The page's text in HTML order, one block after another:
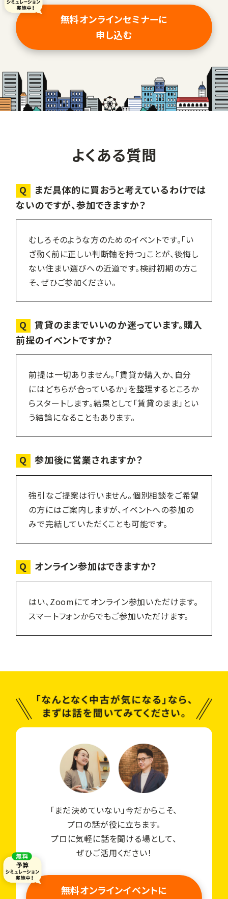
無料オンラインセミナーに
申し込む
よくある質問
Q
まだ具体的に買おうと考えているわけでは
ないのですが、参加できますか？
むしろそのような方のためのイベントです。「い
ざ動く前に正しい判断軸を持つ」ことが、後悔し
ない住まい選びへの近道です。検討初期の方こ
そ、ぜひご参加ください。
Q
賃貸のままでいいのか迷っています。購入
前提のイベントですか？
前提は一切ありません。「賃貸か購入か、自分
にはどちらが合っているか」を整理するところか
らスタートします。結果として「賃貸のまま」とい
う結論になることもあります。
Q 参加後に営業されますか？
強引なご提案は行いません。個別相談をご希望
の方にはご案内しますが、イベントへの参加の
みで完結していただくことも可能です。
Q オンライン参加はできますか？
はい、Zoomにてオンライン参加いただけます。
スマートフォンからでもご参加いただけます。
「まだ決めていない」今だからこそ、
プロの話が役に立ちます。
プロに気軽に話を聞ける場として、
ぜひご活用ください！
無料オンラインイベントに